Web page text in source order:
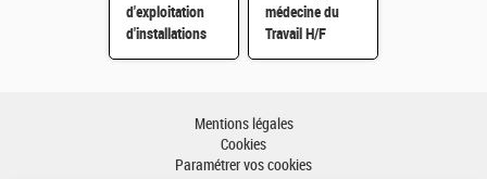
d'exploitation
d'installations
H/F
médecine du
Travail H/F
Mentions légales
Cookies
Paramétrer vos cookies